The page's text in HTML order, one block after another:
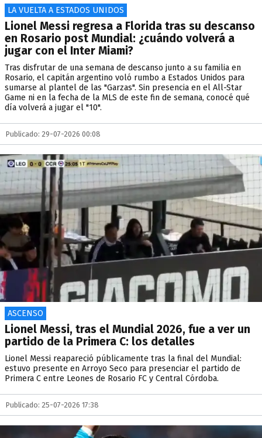
LA VUELTA A ESTADOS UNIDOS
Lionel Messi regresa a Florida tras su descanso
en Rosario post Mundial: ¿cuándo volverá a
jugar con el Inter Miami?
Tras disfrutar de una semana de descanso junto a su familia en
Rosario, el capitán argentino voló rumbo a Estados Unidos para
sumarse al plantel de las "Garzas". Sin presencia en el All-Star
Game ni en la fecha de la MLS de este fin de semana, conocé qué
día volverá a jugar el "10".
Publicado: 29-07-2026 00:08
ASCENSO
Lionel Messi, tras el Mundial 2026, fue a ver un
partido de la Primera C: los detalles
Lionel Messi reapareció públicamente tras la final del Mundial:
estuvo presente en Arroyo Seco para presenciar el partido de
Primera C entre Leones de Rosario FC y Central Córdoba.
Publicado: 25-07-2026 17:38